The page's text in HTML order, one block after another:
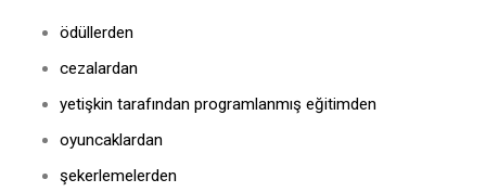
ödüllerden
cezalardan
yetişkin tarafından programlanmış eğitimden
oyuncaklardan
şekerlemelerden